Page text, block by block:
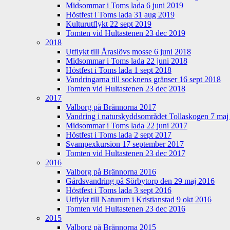
Midsommar i Toms lada 6 juni 2019
Höstfest i Toms lada 31 aug 2019
Kulturutflykt 22 sept 2019
Tomten vid Hultastenen 23 dec 2019
2018
Utflykt till Åraslövs mosse 6 juni 2018
Midsommar i Toms lada 22 juni 2018
Höstfest i Toms lada 1 sept 2018
Vandringarna till socknens gränser 16 sept 2018
Tomten vid Hultastenen 23 dec 2018
2017
Valborg på Brännorna 2017
Vandring i naturskyddsområdet Tollaskogen 7
Midsommar i Toms lada 22 juni 2017
Höstfest i Toms lada 2 sept 2017
Svampexkursion 17 september 2017
Tomten vid Hultastenen 23 dec 2017
2016
Valborg på Brännorna 2016
Gårdsvandring på Sörbytorp den 29 maj 2016
Höstfest i Toms lada 3 sept 2016
Utflykt till Naturum i Kristianstad 9 okt 2016
Tomten vid Hultastenen 23 dec 2016
2015
Valborg på Brännorna 2015